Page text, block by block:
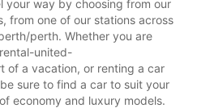
your way by choosing from our
from one of our stations across
perth. Whether you are
united-
of a vacation, or renting a car
sure to find a car to suit your
economy and luxury models.